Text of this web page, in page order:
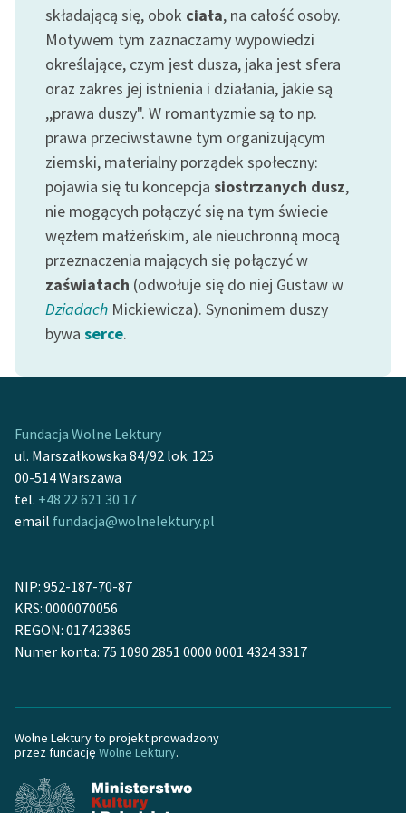
Ręce pełne poezji
Kolekcje edukacyjne
twórców przechodzących
do domeny publicznej,
lektur szkolnych oraz
Starego Testamentu
Odkurzamy bohaterów
Szkoła Poezji Wolnych
O nas
Kontakt
O projekcie
Zespół
Zasady wykorzystania
Wolnych Lektur
Logotypy
Regulamin biblioteki
Dane fundacji i
Regulamin darowizn
Informacja o treściach
wrażliwych
Deklaracja dostępności
składającą się, obok ciała, na całość osoby.
Motywem tym zaznaczamy wypowiedzi
określające, czym jest dusza, jaka jest sfera
oraz zakres jej istnienia i działania, jakie są
,,prawa duszy". W romantyzmie są to np.
prawa przeciwstawne tym organizującym
ziemski, materialny porządek społeczny:
pojawia się tu koncepcja siostrzanych dusz,
nie mogących połączyć się na tym świecie
węzłem małżeńskim, ale nieuchronną mocą
przeznaczenia mających się połączyć w
zaświatach (odwołuje się do niej Gustaw w
Dziadach Mickiewicza). Synonimem duszy
bywa serce.
Fundacja Wolne Lektury
ul. Marszałkowska 84/92 lok. 125
00-514 Warszawa
tel. +48 22 621 30 17
email fundacja@wolnelektury.pl
NIP: 952-187-70-87
KRS: 0000070056
REGON: 017423865
Numer konta: 75 1090 2851 0000 0001 4324 3317
Wolne Lektury to projekt prowadzony
przez fundację Wolne Lektury.